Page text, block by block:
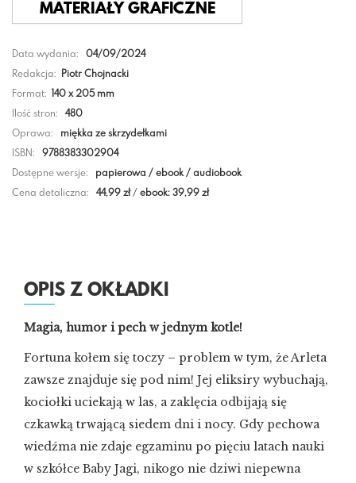
Data wydania:
04/09/2024
Redakcja: Piotr Chojnacki
Format: 140 x 205 mm
Ilość stron:
480
Oprawa:
miękka ze skrzydełkami
ISBN:
9788383302904
Dostępne wersje:
papierowa / ebook / audiobook
Cena detaliczna:
44,99 zł/ebook: 39,99 zł
MATERIAŁY GRAFICZNE
OPIS Z OKŁADKI
Magia, humor i pech w jednym kotle!
Fortuna kołem się toczy – problem w tym, że Arleta
zawsze znajduje się pod nim! Jej eliksiry wybuchają,
kociołki uciekają w las, a zaklęcia odbijają się
czkawką trwającą siedem dni i nocy. Gdy pechowa
wiedźma nie zdaje egzaminu po pięciu latach nauki
w szkółce Baby Jagi, nikogo nie dziwi niepewna